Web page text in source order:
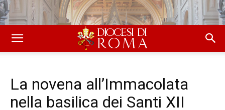
La novena all’Immacolata
nella basilica dei Santi XII